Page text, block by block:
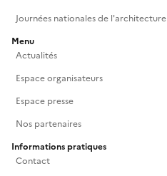
Journées nationales de l'architecture
Menu
Actualités
Espace organisateurs
Espace presse
Nos partenaires
Informations pratiques
Contact